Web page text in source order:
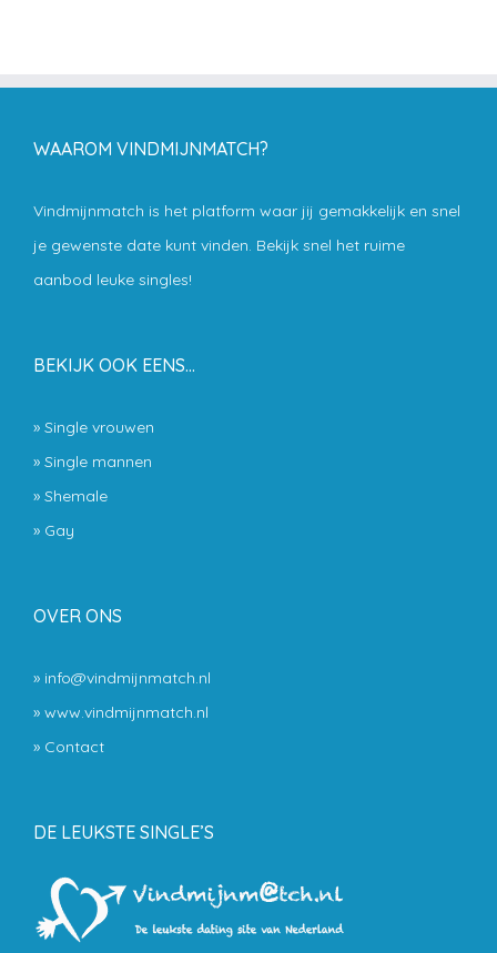
WAAROM VINDMIJNMATCH?
Vindmijnmatch is het platform waar jij gemakkelijk en snel
je gewenste date kunt vinden. Bekijk snel het ruime
aanbod leuke singles!
BEKIJK OOK EENS…
» Single vrouwen
» Single mannen
» Shemale
» Gay
OVER ONS
» info@vindmijnmatch.nl
» www.vindmijnmatch.nl
» Contact
DE LEUKSTE SINGLE’S